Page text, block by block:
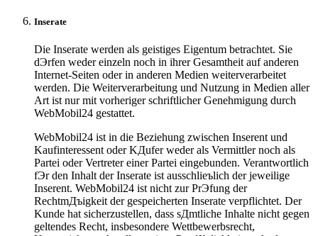
Inserate
Die Inserate werden als geistiges Eigentum betrachtet. Sie
dЭrfen weder einzeln noch in ihrer Gesamtheit auf anderen
Internet-Seiten oder in anderen Medien weiterverarbeitet
werden. Die Weiterverarbeitung und Nutzung in Medien aller
Art ist nur mit vorheriger schriftlicher Genehmigung durch
WebMobil24 gestattet.
WebMobil24 ist in die Beziehung zwischen Inserent und
Kaufinteressent oder KДufer weder als Vermittler noch als
Partei oder Vertreter einer Partei eingebunden. Verantwortlich
fЭr den Inhalt der Inserate ist ausschlieъlich der jeweilige
Inserent. WebMobil24 ist nicht zur PrЭfung der
RechtmДъigkeit der gespeicherten Inserate verpflichtet. Der
Kunde hat sicherzustellen, dass sДmtliche Inhalte nicht gegen
geltendes Recht, insbesondere Wettbewerbsrecht,